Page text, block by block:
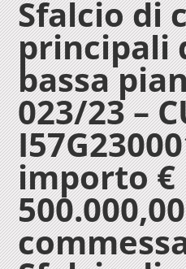
Sfalcio di
principali
bassa
023/23 –
importo €